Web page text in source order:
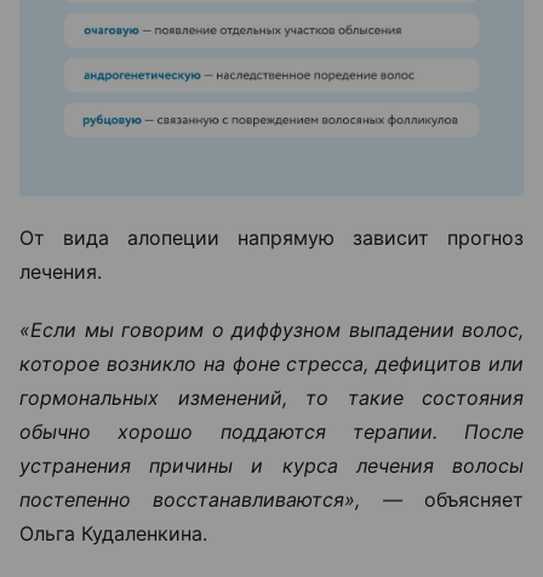
От вида алопеции напрямую зависит прогноз
лечения.
«Если мы говорим о диффузном выпадении волос,
которое возникло на фоне стресса, дефицитов или
гормональных изменений, то такие состояния
обычно хорошо поддаются терапии. После
устранения причины и курса лечения волосы
постепенно восстанавливаются», —объясняет
Ольга Кудаленкина.